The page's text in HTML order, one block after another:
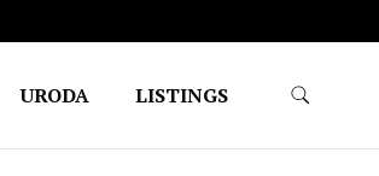
URODA LISTINGS